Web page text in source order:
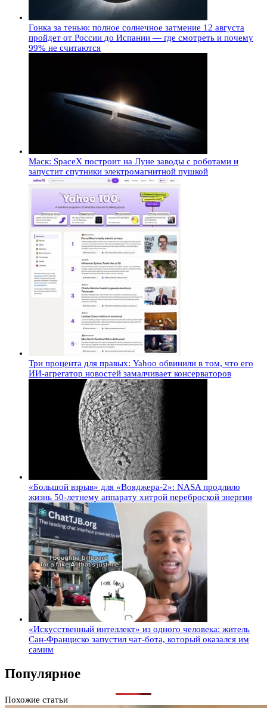
Гонка за тенью: полное солнечное затмение 12 августа
пройдет от России до Испании — где смотреть и почему
99% не считаются
Маск: SpaceX построит на Луне заводы с роботами и
запустит спутники электромагнитной пушкой
Три процента для правых: Yahoo обвинили в том, что его
ИИ-агрегатор новостей замалчивает консерваторов
«Большой взрыв» для «Вояджера-2»: NASA продлило
жизнь 50-летнему аппарату хитрой переброской энергии
«Искусственный интеллект» из одного человека: житель
Сан-Франциско запустил чат-бота, который оказался им
самим
Популярное
Похожие статьи